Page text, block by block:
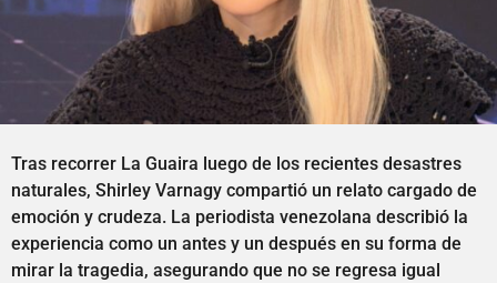
Tras recorrer La Guaira luego de los recientes desastres
naturales, Shirley Varnagy compartió un relato cargado de
emoción y crudeza. La periodista venezolana describió la
experiencia como un antes y un después en su forma de
mirar la tragedia, asegurando que no se regresa igual